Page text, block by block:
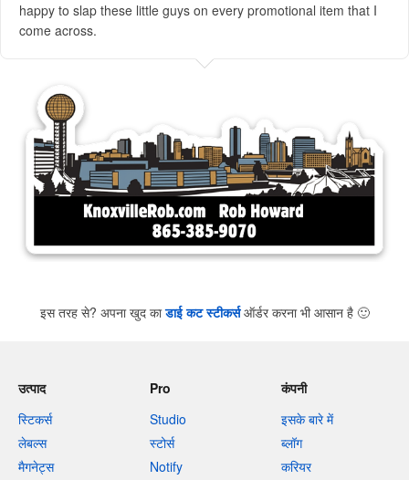
happy to slap these little guys on every promotional item that I
come across.
इस तरह से? अपना खुद काडाई कट स्टीकर्सऑर्डर करना भी आसान है 🙂
उत्पाद
स्टिकर्स
लेबल्स
मैगनेट्स
Pro
Studio
स्टोर्स
Notify
कंपनी
इसके बारे में
ब्लॉग
करियर